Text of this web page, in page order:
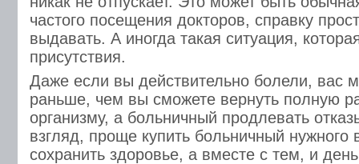
частого посещения докторов, справку
выдавать. А иногда такая ситуация,
присутствия.
Даже если вы действительно болели, вас
раньше, чем вы сможете вернуть полную
организму, а больничный продлевать
взгляд, проще купить больничный нужного
сохранить здоровье, а вместе с тем, и